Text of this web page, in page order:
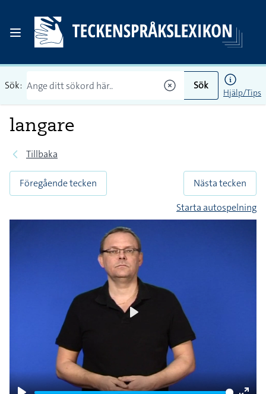
Sök: Sök
Hjälp/Tips
langare
Tillbaka
Föregående tecken
Nästa tecken
Starta autospelning